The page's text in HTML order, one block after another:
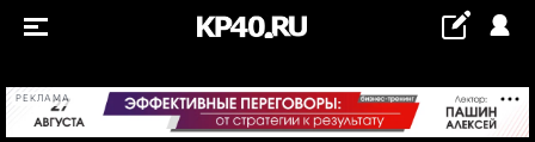
РЕКЛАМА +19...+20 °С